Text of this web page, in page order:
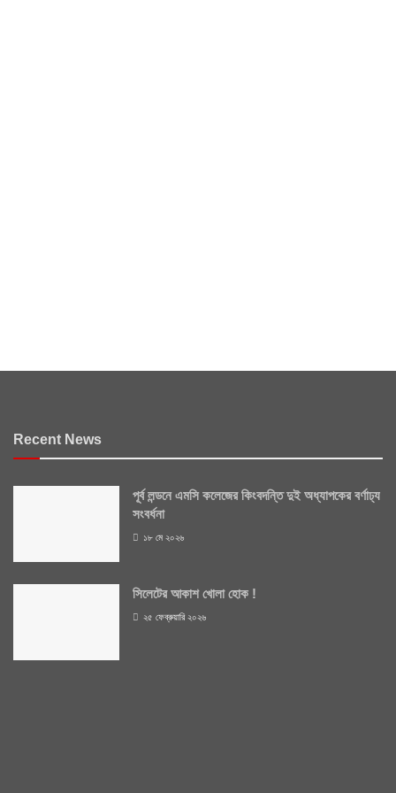
Recent News
পূর্ব লন্ডনে এমসি কলেজের কিংবদন্তি দুই অধ্যাপকের বর্ণাঢ্য
সংবর্ধনা
১৮ মে ২০২৬
সিলেটের আকাশ খোলা হোক !
২৫ ফেব্রুয়ারি ২০২৬